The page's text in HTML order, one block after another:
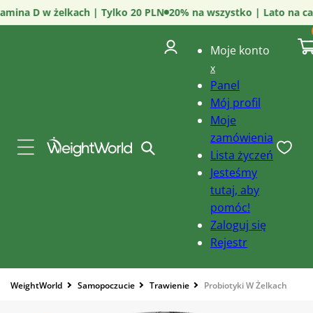
do
treści
D w żelkach | Tylko 20 PLN 20% na wszystko | Lato na
Zaloguj
się
Moje konto
x
Panel
Mój profil
Moje
zamówienia
Lista życzeń
Jesteśmy
tutaj, aby
pomóc!
Zaloguj się
Rejestr
0
WeightWorld Samopoczucie Trawienie Probiotyki W Żelkach
aby